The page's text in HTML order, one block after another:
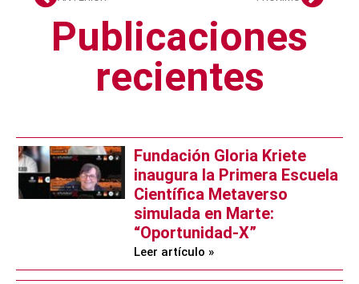
Publicaciones
recientes
Fundación Gloria Kriete
inaugura la Primera Escuela
Científica Metaverso
simulada en Marte:
“Oportunidad-X”
Leer artículo »